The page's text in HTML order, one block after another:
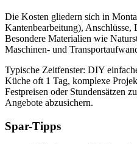
Die Kosten gliedern sich in
Kantenbearbeitung),
Besondere Materialien wie
Maschinen- und
Typische Zeitfenster: DIY
Küche oft 1 Tag, komplexe
Festpreisen oder Stundensätzen
Angebote abzusichern.
Spar-Tipps